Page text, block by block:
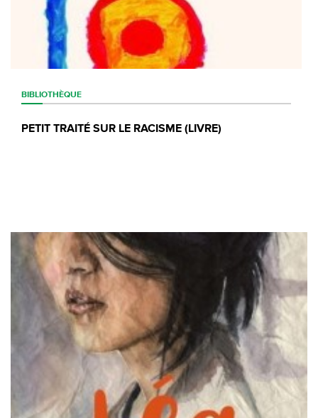
BIBLIOTHÈQUE
PETIT TRAITÉ SUR LE RACISME (LIVRE)